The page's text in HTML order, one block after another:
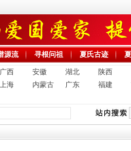
源流 寻根问祖 夏氏古迹
广西 安徽 湖北 陕西
上海 内蒙古 广东 福建